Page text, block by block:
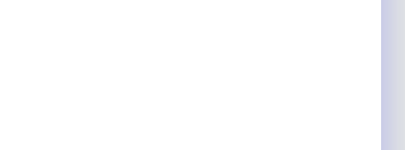
専門的なサービスへの取り組みにより、
よび米国市場からの肯定的なフィードバ